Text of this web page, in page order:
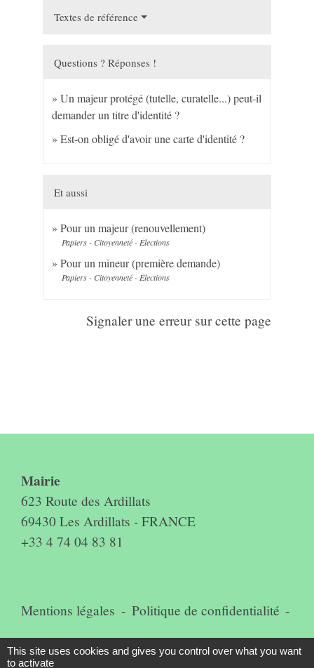
Textes de référence
Questions ? Réponses !
Un majeur protégé (tutelle, curatelle...) peut-il
demander un titre d'identité ?
Est-on obligé d'avoir une carte d'identité ?
Et aussi
Pour un majeur (renouvellement)
Papiers - Citoyenneté - Élections
Pour un mineur (première demande)
Papiers - Citoyenneté - Élections
Signaler une erreur sur cette page
Mairie
623 Route des Ardillats
69430 Les Ardillats - FRANCE
+33 4 74 04 83 81
Mentions légales - Politique de confidentialité -
Accessibilité - Plan du site -
This site uses cookies and gives you control over what you want
to activate